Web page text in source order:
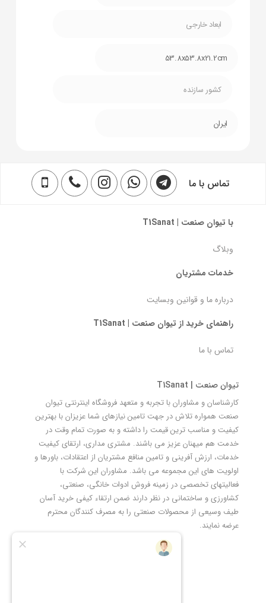
ابعاد خارجی
53.8x53.8x21.2cm
کشور سازنده
ایران
تماس با ما
با تیوان صنعت | T1Sanat
وبلاگ
خدمات مشتریان
درباره ما و قوانین وبسایت
راهنمای خرید از تیوان صنعت | T1Sanat
تماس با ما
تیوان صنعت | T1Sanat
کارشناسان و مشاوران با تجربه و متعهد فروشگاه اینترنتی تیوان
صنعت همواره تلاش در جهت تامین نیازهای شما عزیزان با بهترین
کیفیت و مناسب ترین قیمت را داشته و به صورت تمام وقت در
خدمت هم میهنان عزیز می باشند. مشتری مداری، ارتقای کیفیت
خدمات، ارزش آفرینی و تامین منافع مشتریان از اعتقادات، باورها و
اولویت های این مجموعه می باشد. مشاوران این شرکت با
فعالیتهای تخصصی در زمینه فروش ادوات خانگی، صنعتی،
کشاورزی و ساختمانی در نظر دارند ضمن ارتقاء کیفی خرید آسان
طیف وسیعی از محصولات صنعتی را به مصرف کنندگان محترم
عرضه نمایند.